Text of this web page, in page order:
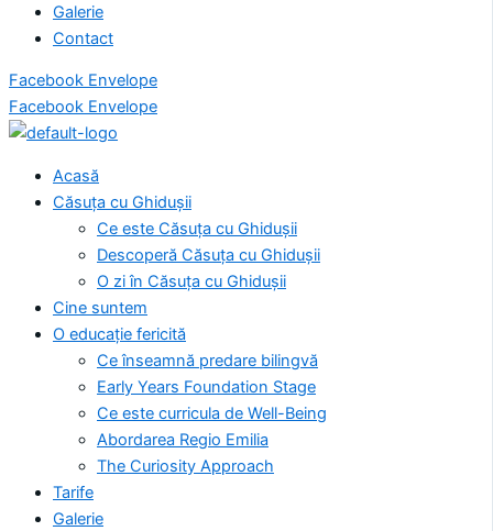
Galerie
Contact
Facebook Envelope
Facebook Envelope
Acasă
Căsuța cu Ghidușii
Ce este Căsuța cu Ghidușii
Descoperă Căsuța cu Ghidușii
O zi în Căsuța cu Ghidușii
Cine suntem
O educație fericită
Ce înseamnă predare bilingvă
Early Years Foundation Stage
Ce este curricula de Well-Being
Abordarea Regio Emilia
The Curiosity Approach
Tarife
Galerie